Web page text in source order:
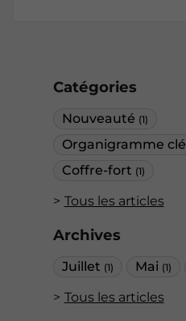
Catégories
Nouveauté (1)
Organigramme clé
Coffre-fort (1)
Tous les articles
Archives
Juillet (1) Mai (1)
Tous les articles